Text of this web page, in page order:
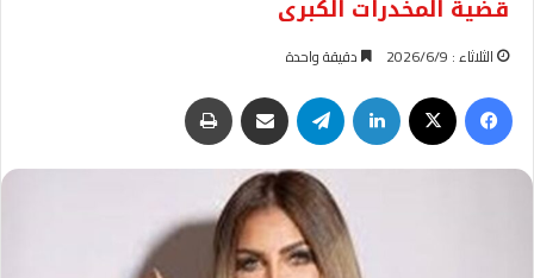
قضية المخدرات الكبرى
الثلاثاء : 2026/6/9 دقيقة واحدة
فيسبوك لينكدإن تيلقرام مشاركة عبر البريد